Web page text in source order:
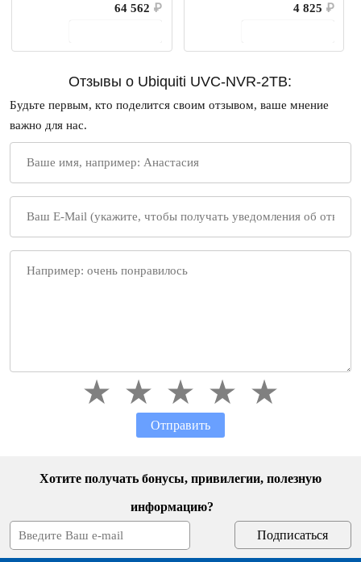
64 562 ₽
4 825 ₽
Отзывы о Ubiquiti UVC-NVR-2TB:
Будьте первым, кто поделится своим отзывом, ваше мнение
важно для нас.
Отправить
Хотите получать бонусы, привилегии, полезную
информацию?